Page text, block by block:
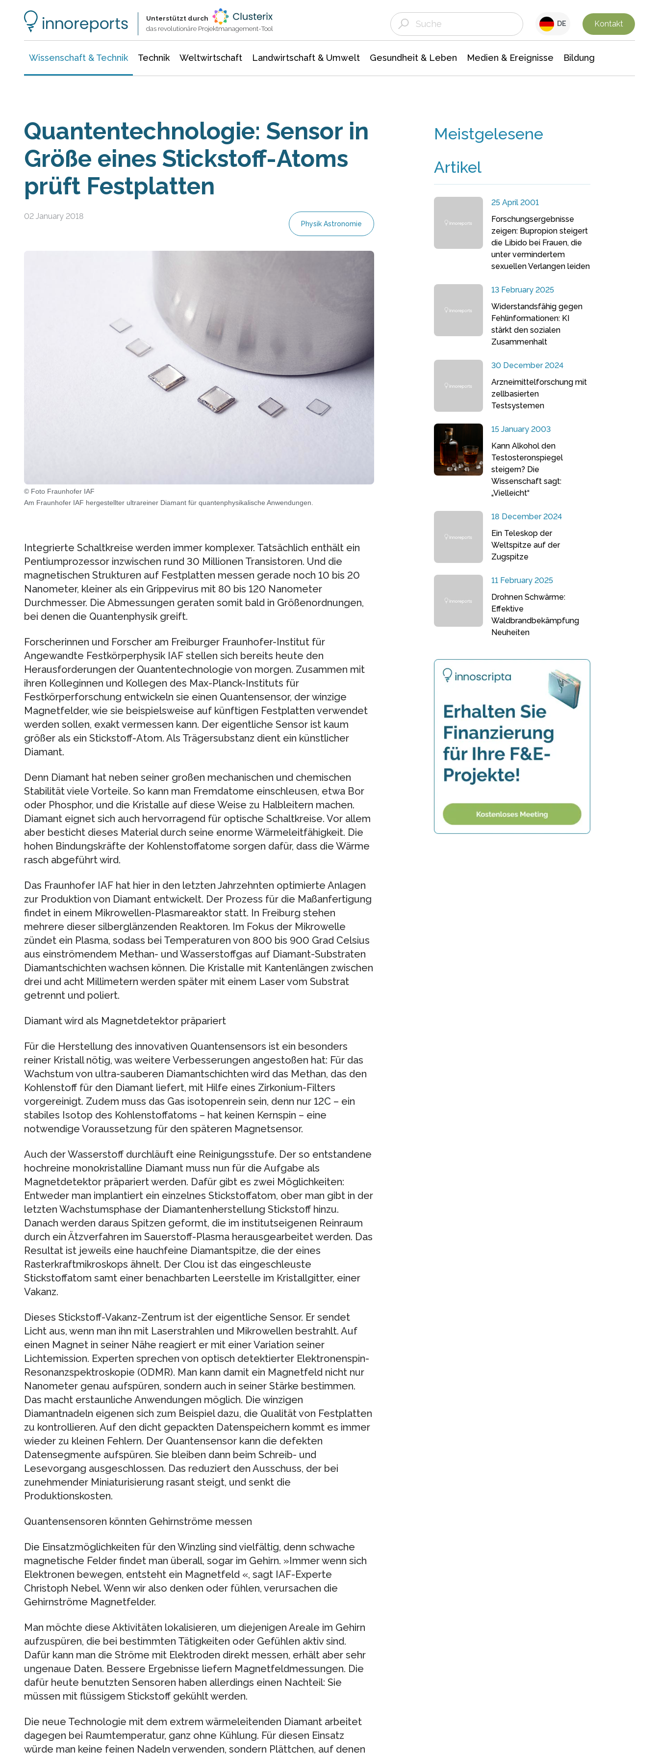
Unterstützt durch
das revolutionäre Projektmanagement-Tool
DE Kontakt
Wissenschaft & Technik Technik Weltwirtschaft Landwirtschaft & Umwelt Gesundheit & Leben Medien & Ereignisse Bildung
Quantentechnologie: Sensor in
Größe eines Stickstoff-Atoms
prüft Festplatten
02 January 2018
Physik Astronomie
© Foto Fraunhofer IAF
Am Fraunhofer IAF hergestellter ultrareiner Diamant für quantenphysikalische Anwendungen.
Integrierte Schaltkreise werden immer komplexer. Tatsächlich enthält ein
Pentiumprozessor inzwischen rund 30 Millionen Transistoren. Und die
magnetischen Strukturen auf Festplatten messen gerade noch 10 bis 20
Nanometer, kleiner als ein Grippevirus mit 80 bis 120 Nanometer
Durchmesser. Die Abmessungen geraten somit bald in Größenordnungen,
bei denen die Quantenphysik greift.
Forscherinnen und Forscher am Freiburger Fraunhofer-Institut für
Angewandte Festkörperphysik IAF stellen sich bereits heute den
Herausforderungen der Quantentechnologie von morgen. Zusammen mit
ihren Kolleginnen und Kollegen des Max-Planck-Instituts für
Festkörperforschung entwickeln sie einen Quantensensor, der winzige
Magnetfelder, wie sie beispielsweise auf künftigen Festplatten verwendet
werden sollen, exakt vermessen kann. Der eigentliche Sensor ist kaum
größer als ein Stickstoff-Atom. Als Trägersubstanz dient ein künstlicher
Diamant.
Denn Diamant hat neben seiner großen mechanischen und chemischen
Stabilität viele Vorteile. So kann man Fremdatome einschleusen, etwa Bor
oder Phosphor, und die Kristalle auf diese Weise zu Halbleitern machen.
Diamant eignet sich auch hervorragend für optische Schaltkreise. Vor allem
aber besticht dieses Material durch seine enorme Wärmeleitfähigkeit. Die
hohen Bindungskräfte der Kohlenstoffatome sorgen dafür, dass die Wärme
rasch abgeführt wird.
Das Fraunhofer IAF hat hier in den letzten Jahrzehnten optimierte Anlagen
zur Produktion von Diamant entwickelt. Der Prozess für die Maßanfertigung
findet in einem Mikrowellen-Plasmareaktor statt. In Freiburg stehen
mehrere dieser silberglänzenden Reaktoren. Im Fokus der Mikrowelle
zündet ein Plasma, sodass bei Temperaturen von 800 bis 900 Grad Celsius
aus einströmendem Methan- und Wasserstoffgas auf Diamant-Substraten
Diamantschichten wachsen können. Die Kristalle mit Kantenlängen zwischen
drei und acht Millimetern werden später mit einem Laser vom Substrat
getrennt und poliert.
Diamant wird als Magnetdetektor präpariert
Für die Herstellung des innovativen Quantensensors ist ein besonders
reiner Kristall nötig, was weitere Verbesserungen angestoßen hat: Für das
Wachstum von ultra-sauberen Diamantschichten wird das Methan, das den
Kohlenstoff für den Diamant liefert, mit Hilfe eines Zirkonium-Filters
vorgereinigt. Zudem muss das Gas isotopenrein sein, denn nur 12C – ein
stabiles Isotop des Kohlenstoffatoms – hat keinen Kernspin – eine
notwendige Voraussetzung für den späteren Magnetsensor.
Auch der Wasserstoff durchläuft eine Reinigungsstufe. Der so entstandene
hochreine monokristalline Diamant muss nun für die Aufgabe als
Magnetdetektor präpariert werden. Dafür gibt es zwei Möglichkeiten:
Entweder man implantiert ein einzelnes Stickstoffatom, ober man gibt in der
letzten Wachstumsphase der Diamantenherstellung Stickstoff hinzu.
Danach werden daraus Spitzen geformt, die im institutseigenen Reinraum
durch ein Ätzverfahren im Sauerstoff-Plasma herausgearbeitet werden. Das
Resultat ist jeweils eine hauchfeine Diamantspitze, die der eines
Rasterkraftmikroskops ähnelt. Der Clou ist das eingeschleuste
Stickstoffatom samt einer benachbarten Leerstelle im Kristallgitter, einer
Vakanz.
Dieses Stickstoff-Vakanz-Zentrum ist der eigentliche Sensor. Er sendet
Licht aus, wenn man ihn mit Laserstrahlen und Mikrowellen bestrahlt. Auf
einen Magnet in seiner Nähe reagiert er mit einer Variation seiner
Lichtemission. Experten sprechen von optisch detektierter Elektronenspin-
Resonanzspektroskopie (ODMR). Man kann damit ein Magnetfeld nicht nur
Nanometer genau aufspüren, sondern auch in seiner Stärke bestimmen.
Das macht erstaunliche Anwendungen möglich. Die winzigen
Diamantnadeln eigenen sich zum Beispiel dazu, die Qualität von Festplatten
zu kontrollieren. Auf den dicht gepackten Datenspeichern kommt es immer
wieder zu kleinen Fehlern. Der Quantensensor kann die defekten
Datensegmente aufspüren. Sie bleiben dann beim Schreib- und
Lesevorgang ausgeschlossen. Das reduziert den Ausschuss, der bei
zunehmender Miniaturisierung rasant steigt, und senkt die
Produktionskosten.
Quantensensoren könnten Gehirnströme messen
Die Einsatzmöglichkeiten für den Winzling sind vielfältig, denn schwache
magnetische Felder findet man überall, sogar im Gehirn. »Immer wenn sich
Elektronen bewegen, entsteht ein Magnetfeld «, sagt IAF-Experte
Christoph Nebel. Wenn wir also denken oder fühlen, verursachen die
Gehirnströme Magnetfelder.
Man möchte diese Aktivitäten lokalisieren, um diejenigen Areale im Gehirn
aufzuspüren, die bei bestimmten Tätigkeiten oder Gefühlen aktiv sind.
Dafür kann man die Ströme mit Elektroden direkt messen, erhält aber sehr
ungenaue Daten. Bessere Ergebnisse liefern Magnetfeldmessungen. Die
dafür heute benutzten Sensoren haben allerdings einen Nachteil: Sie
müssen mit flüssigem Stickstoff gekühlt werden.
Die neue Technologie mit dem extrem wärmeleitenden Diamant arbeitet
dagegen bei Raumtemperatur, ganz ohne Kühlung. Für diesen Einsatz
würde man keine feinen Nadeln verwenden, sondern Plättchen, auf denen
Meistgelesene
Artikel
25 April 2001
Forschungsergebnisse
zeigen: Bupropion steigert
die Libido bei Frauen, die
unter vermindertem
sexuellen Verlangen leiden
13 February 2025
Widerstandsfähig gegen
Fehlinformationen: KI
stärkt den sozialen
Zusammenhalt
30 December 2024
Arzneimittelforschung mit
zellbasierten
Testsystemen
15 January 2003
Kann Alkohol den
Testosteronspiegel
steigern? Die
Wissenschaft sagt:
„Vielleicht“
18 December 2024
Ein Teleskop der
Weltspitze auf der
Zugspitze
11 February 2025
Drohnen Schwärme:
Effektive
Waldbrandbekämpfung
Neuheiten